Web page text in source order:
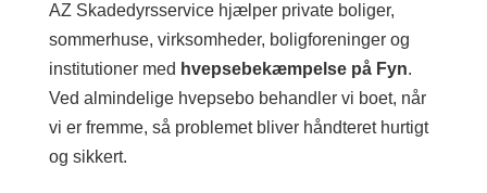
AZ Skadedyrsservice hjælper private boliger,
sommerhuse, virksomheder, boligforeninger og
institutioner med hvepsebekæmpelse på Fyn.
Ved almindelige hvepsebo behandler vi boet, når
vi er fremme, så problemet bliver håndteret hurtigt
og sikkert.